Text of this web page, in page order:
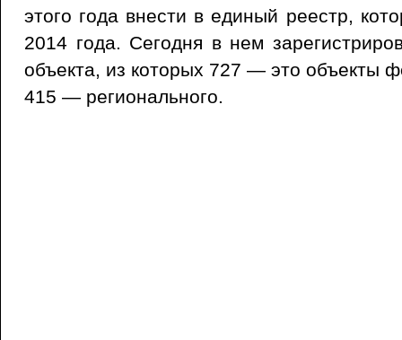
этого года внести в единый реестр,
2014 года. Сегодня в нем
объекта, из которых 727 — это объекты
415 — регионального.